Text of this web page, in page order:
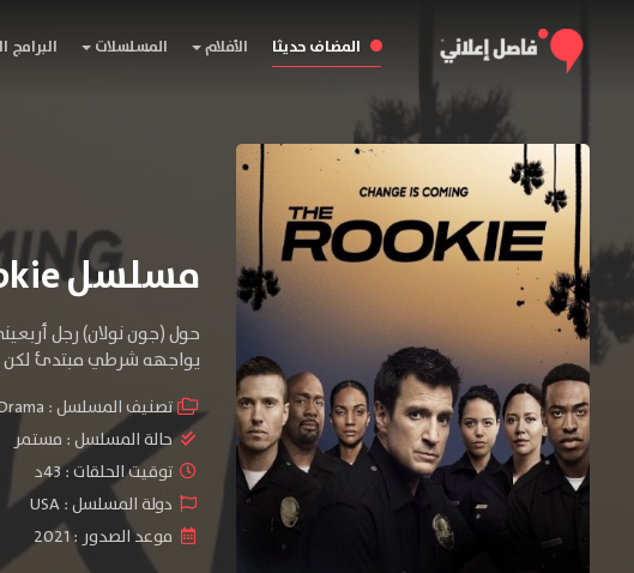
المضاف حديثا الأفلام المسلسلات البرامج
مسلسل The Rookie الموسم الثالث
حول (جون نولان) رجل
يواجهه شرطي مبتدئ لكن
تصنيف المسلسل :
حالة المسلسل : مستمر
توقيت الحلقات : 43د
دولة المسلسل : USA
موعد الصدور : 2021